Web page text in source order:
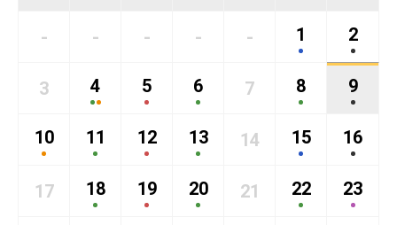
- - - - - 1 2
3 4 5 6 7 8 9
10 11 12 13 14 15 16
17 18 19 20 21 22 23